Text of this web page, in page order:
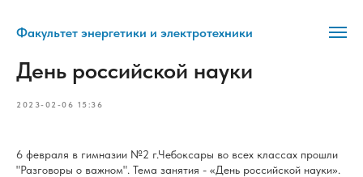
Факультет энергетики и электротехники
День российской науки
2023-02-06 15:36
6 февраля в гимназии №2 г.Чебоксары во всех классах прошли
"Разговоры о важном". Тема занятия - «День российской науки».